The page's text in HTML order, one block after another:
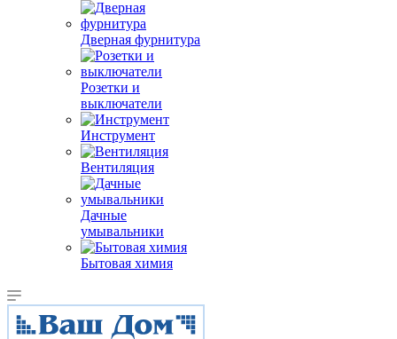
Дверная фурнитура
Розетки и
выключатели
Инструмент
Вентиляция
Дачные
умывальники
Бытовая химия